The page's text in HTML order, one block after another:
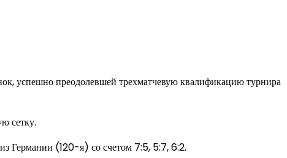
успешно преодолевшей трехматчевую квалификацию турнира
сетку.
Германии (120-я) со счетом 7:5, 5:7, 6:2.